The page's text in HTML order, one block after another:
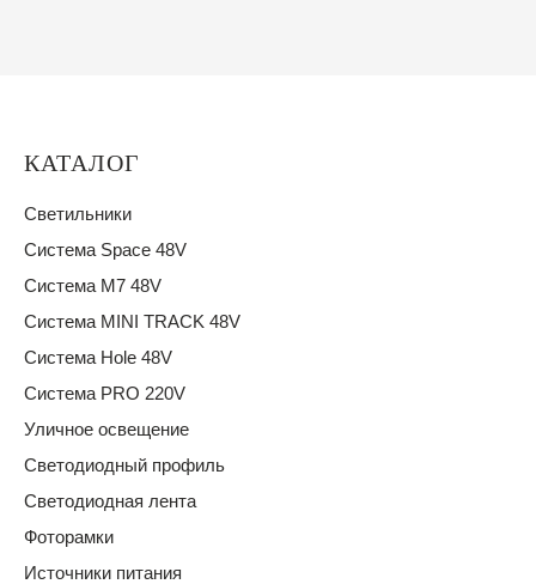
КАТАЛОГ
Светильники
Система Space 48V
Система M7 48V
Система MINI TRACK 48V
Система Hole 48V
Система PRO 220V
Уличное освещение
Светодиодный профиль
Светодиодная лента
Фоторамки
Источники питания